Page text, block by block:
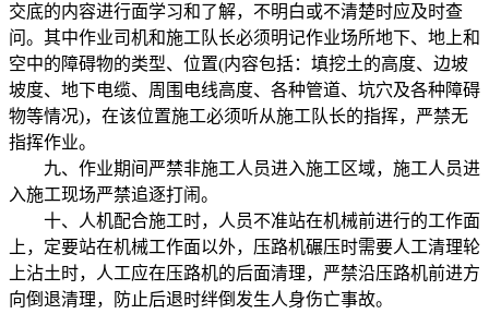
交底的内容进行面学习和了解，不明白或不清楚时应及时查
问。其中作业司机和施工队长必须明记作业场所地下、地上和
空中的障碍物的类型、位置(内容包括：填挖土的高度、边坡
坡度、地下电缆、周围电线高度、各种管道、坑穴及各种障碍
物等情况)，在该位置施工必须听从施工队长的指挥，严禁无
指挥作业。
九、作业期间严禁非施工人员进入施工区域，施工人员进
入施工现场严禁追逐打闹。
十、人机配合施工时，人员不准站在机械前进行的工作面
上，定要站在机械工作面以外，压路机碾压时需要人工清理轮
上沾土时，人工应在压路机的后面清理，严禁沿压路机前进方
向倒退清理，防止后退时绊倒发生人身伤亡事故。